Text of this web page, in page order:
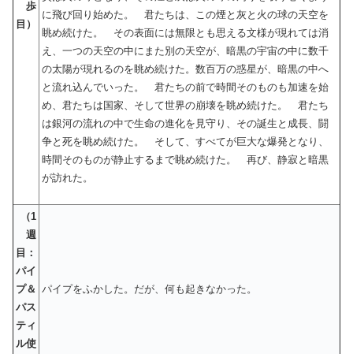
歩
目）
に飛び回り始めた。 君たちは、この煙と灰と火の球の天空を
眺め続けた。 その表面には無限とも思える文様が現れては消
え、一つの天空の中にまた別の天空が、暗黒の宇宙の中に数千
の太陽が現れるのを眺め続けた。数百万の惑星が、暗黒の中へ
と流れ込んでいった。 君たちの前で時間そのものも加速を始
め、君たちは国家、そして世界の崩壊を眺め続けた。 君たち
は銀河の流れの中で生命の進化を見守り、その誕生と成長、闘
争と死を眺め続けた。 そして、すべてが巨大な爆発となり、
時間そのものが静止するまで眺め続けた。 再び、静寂と暗黒
が訪れた。
（1
週
目：
パイ
プ＆
パス
ティ
ル使
パイプをふかした。だが、何も起きなかった。